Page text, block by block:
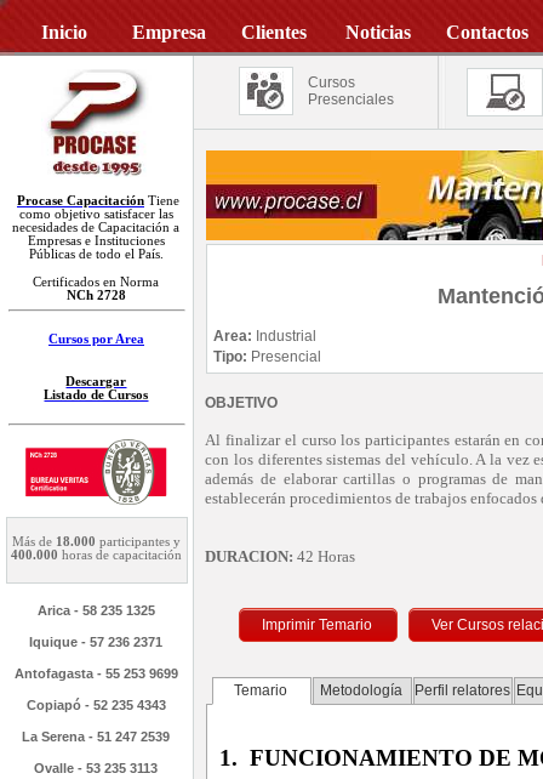
Inicio Empresa Clientes Noticias Contactos
Procase Capacitación Tiene
como objetivo satisfacer las
necesidades de Capacitación a
Empresas e Instituciones
Públicas de todo el País.
Certificados en Norma
NCh 2728
Cursos por Area
Descargar
Listado de Cursos
Más de 18.000 participantes y
400.000 horas de capacitación
Arica - 58 235 1325
Iquique - 57 236 2371
Antofagasta - 55 253 9699
Copiapó - 52 235 4343
La Serena - 51 247 2539
Ovalle - 53 235 3113
Cursos
Presenciales
Area: Industrial
Tipo: Presencial
OBJETIVO
Al finalizar el curso los participantes estarán en
con los diferentes sistemas del vehículo. A la vez
además de elaborar cartillas o programas de
establecerán procedimientos de trabajos
DURACION: 42 Horas
Imprimir Temario
Temario Metodología Perfil relatores
1. FUNCIONAMIENTO DE